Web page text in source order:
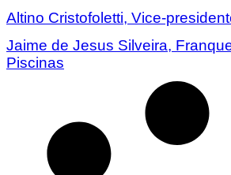
Altino Cristofoletti, Vice-
Jaime de Jesus Silveira,
Piscinas